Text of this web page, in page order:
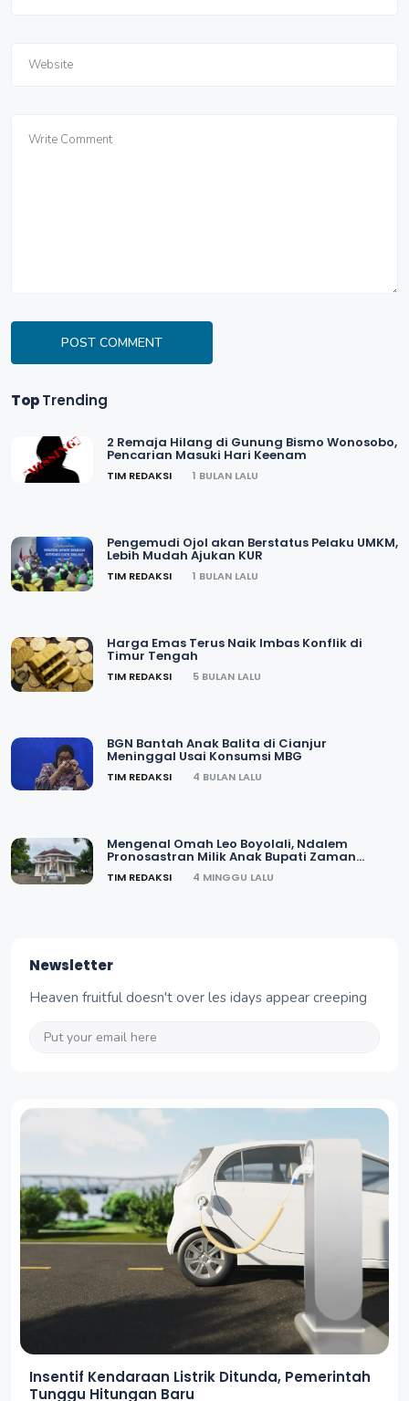
POST COMMENT
TopTrending
2 Remaja Hilang di Gunung Bismo Wonosobo,
Pencarian Masuki Hari Keenam
TIM REDAKSI 1 BULAN LALU
Pengemudi Ojol akan Berstatus Pelaku UMKM,
Lebih Mudah Ajukan KUR
TIM REDAKSI 1 BULAN LALU
Harga Emas Terus Naik Imbas Konflik di
Timur Tengah
TIM REDAKSI 5 BULAN LALU
BGN Bantah Anak Balita di Cianjur
Meninggal Usai Konsumsi MBG
TIM REDAKSI 4 BULAN LALU
Mengenal Omah Leo Boyolali, Ndalem
Pronosastran Milik Anak Bupati Zaman
TIM REDAKSI 4 MINGGU LALU
Newsletter
Heaven fruitful doesn't over les idays appear creeping
Insentif Kendaraan Listrik Ditunda, Pemerintah
Tunggu Hitungan Baru